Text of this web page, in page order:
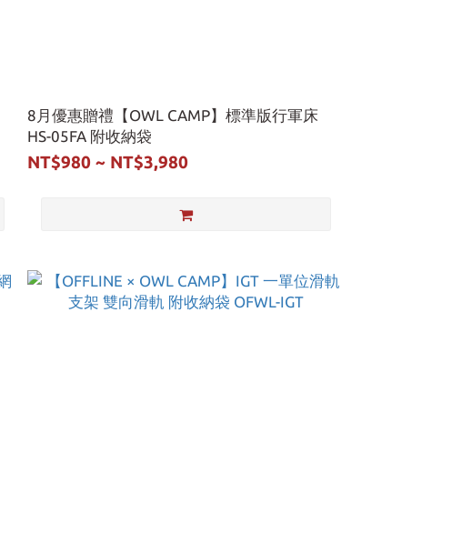
8月優惠贈禮【OWL CAMP】標準版行軍床
HS-05FA 附收納袋
NT$980 ~ NT$3,980